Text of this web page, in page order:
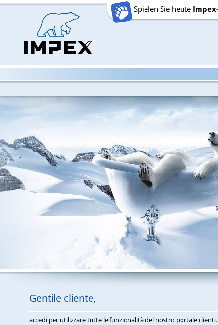
Spielen Sie heute
Gentile cliente,
accedi per utilizzare tutte le funzionalità del nostro portale clienti.